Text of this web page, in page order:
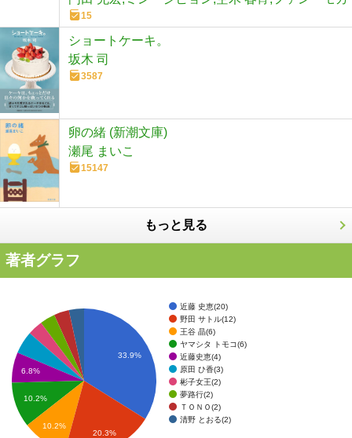
15
ショートケーキ。
坂木 司
3587
卵の緒 (新潮文庫)
瀬尾 まいこ
15147
もっと見る
著者グラフ
近藤 史恵(20)
野田 サトル(12)
王谷 晶(6)
ヤマシタ トモコ(6)
近藤史恵(4)
原田 ひ香(3)
彬子女王(2)
夢路行(2)
ＴＯＮＯ(2)
清野 とおる(2)
33.9%
6.8%
10.2%
10.2%
20.3%